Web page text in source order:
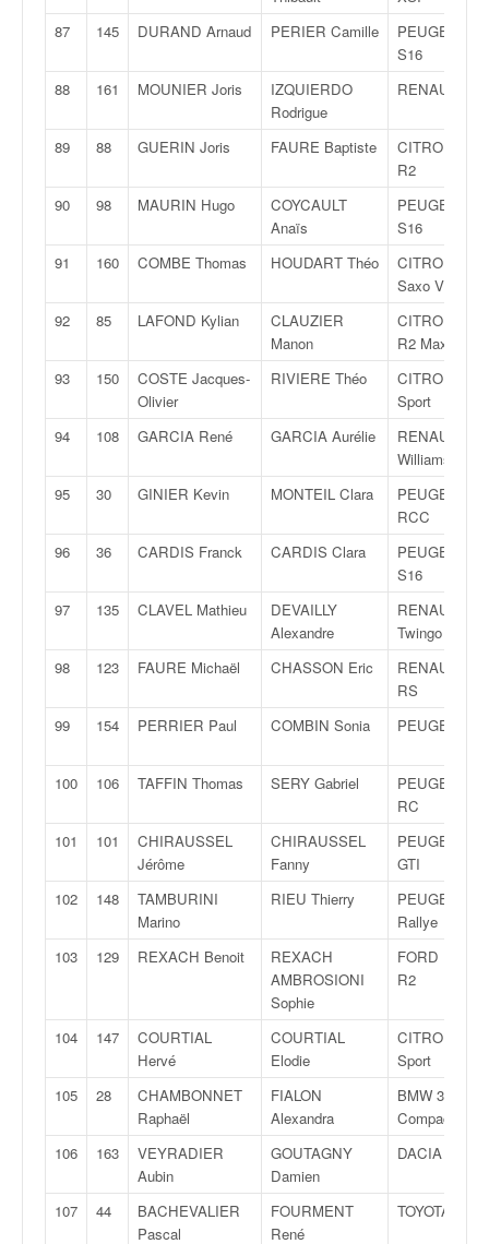
87
145 DURAND Arnaud PERIER Camille
PEUGEOT
S16
88
161 MOUNIER Joris
IZQUIERDO
Rodrigue
RENAULT
89 88 GUERIN Joris FAURE Baptiste
CITROËN C2
R2
90
98 MAURIN Hugo
COYCAULT
Anaïs
PEUGEOT
S16
91
160 COMBE Thomas HOUDART Théo
CITROËN
Saxo VTS
92
85 LAFOND Kylian
CLAUZIER
Manon
CITROËN C2
R2 Max
93
150
COSTE Jacques-
Olivier
RIVIERE Théo
CITROËN AX
Sport
94
108 GARCIA René GARCIA Aurélie
RENAULT
Williams
95
30 GINIER Kevin MONTEIL Clara
PEUGEOT
RCC
96
36 CARDIS Franck CARDIS Clara
PEUGEOT
S16
97
135 CLAVEL Mathieu
DEVAILLY
Alexandre
RENAULT
Twingo R1
98
123 FAURE Michaël CHASSON Eric
RENAULT
RS
99
154 PERRIER Paul COMBIN Sonia PEUGEOT
100 106 TAFFIN Thomas SERY Gabriel
PEUGEOT
RC
101
101
CHIRAUSSEL
Jérôme
CHIRAUSSEL
Fanny
PEUGEOT
GTI
102
148
TAMBURINI
Marino
RIEU Thierry
PEUGEOT
Rallye
103
129 REXACH Benoit
REXACH
AMBROSIONI
Sophie
FORD Fiesta
R2
104 147
COURTIAL
Hervé
COURTIAL
Elodie
CITROËN AX
Sport
105
28
CHAMBONNET
Raphaël
FIALON
Alexandra
BMW 3.18 TI
Compact
106
163
VEYRADIER
Aubin
GOUTAGNY
Damien
DACIA Logan
107 44
BACHEVALIER
Pascal
FOURMENT
René
TOYOTA